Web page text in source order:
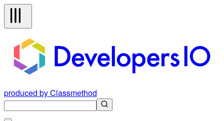
produced by Classmethod